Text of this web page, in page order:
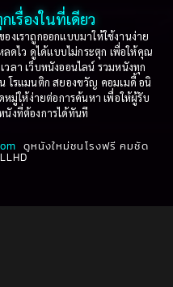
(16)
(1)
(3)
ะวัติ (61)
2000
1998
1996
1994
1992
1990
รื่องในที่เดียว
งเราถูกออกแบบมาให้ใช้งานง่าย
ดไว ดูได้แบบไม่กระตุก เพื่อให้คุณ
วลา เว็บหนังออนไลน์ รวมหนังทุก
โรแมนติก สยองขวัญ คอมเมดี้ อนิ
มู่ให้ง่ายต่อการค้นหา เพื่อให้ผู้รับ
งที่ต้องการได้ทันที
ดูหนังใหม่ชนโรงฟรี คมชัด